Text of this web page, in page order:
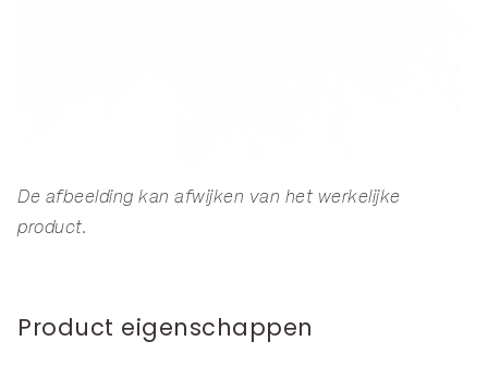
De afbeelding kan afwijken van het werkelijke
product.
Product eigenschappen